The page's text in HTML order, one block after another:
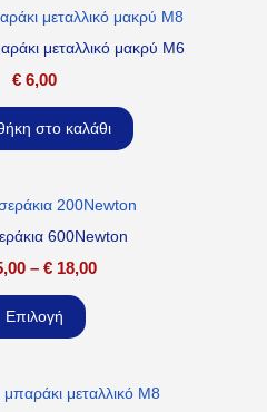
μεταλλικό μακρύ M6
€ 6,00
στο καλάθι
600Newton
– € 18,00
Επιλογή